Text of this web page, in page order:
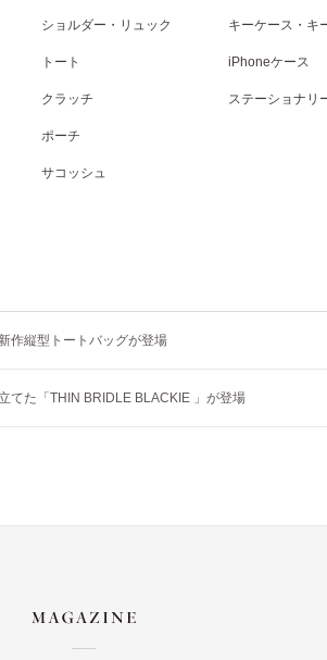
ショルダー・リュック
トート
クラッチ
ポーチ
サコッシュ
キーケース・キ
iPhoneケース
ステーショナリ
作縦型トートバッグが登場
てた「THIN BRIDLE BLACKIE 」が登場